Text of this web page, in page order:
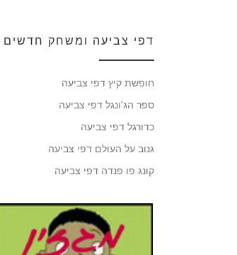
דפי צביעה ומשחק חדשים
חופשת קיץ דפי צביעה
ספר הג'ונגל דפי צביעה
כדורגל דפי צביעה
גנוב על העולם דפי צביעה
קונג פו פנדה דפי צביעה